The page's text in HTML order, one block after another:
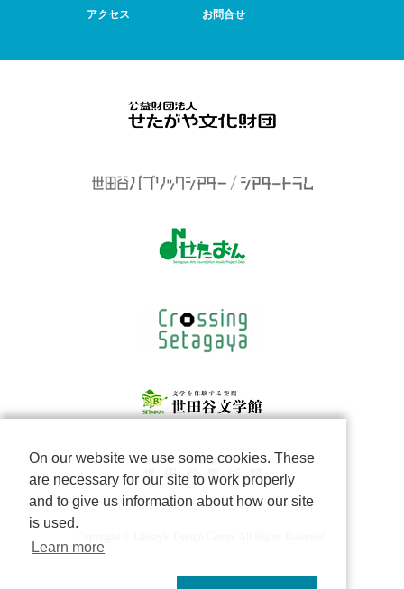
アクセス お問合せ
On our website we use some cookies. These
are necessary for our site to work properly
and to give us information about how our site
is used.
Learn more